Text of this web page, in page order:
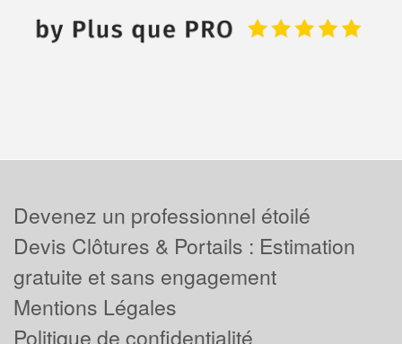
Devenez un professionnel étoilé
Devis Clôtures & Portails : Estimation
gratuite et sans engagement
Mentions Légales
Politique de confidentialité